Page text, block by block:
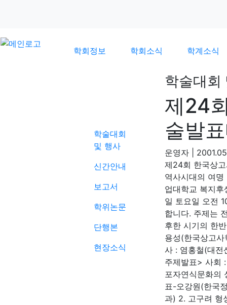
학회정보 학회소식 학계소식
학술대회
및 행사
신간안내
보고서
학위논문
단행본
현장소식
학술대회
제24
술발
운영자
제24회 한국상
역사시대의 여
업대학교 복지
일 토요일 오전
합니다. 주제는
후한 시기의 한
용성(한국상고
사 : 염홍철(대전
주제발표> 사회
포자연식문화의
표-오강원(한국
과) 2. 고구려 형